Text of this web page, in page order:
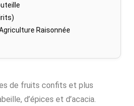
Raisonnée
de fruits confits et plus
d’épices et d’acacia.